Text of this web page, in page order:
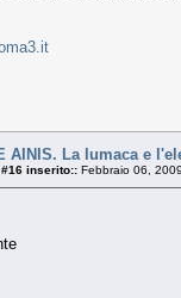
AINIS. La lumaca e
inserito:: Febbraio 06,